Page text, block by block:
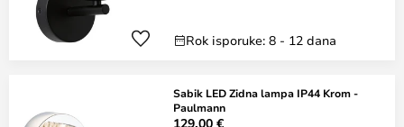
Rok isporuke: 8 - 12 dana
Sabik LED Zidna lampa IP44 Krom -
Paulmann
129,00 €